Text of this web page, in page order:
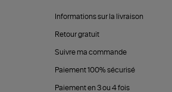
Informations sur la livraison
Retour gratuit
Suivre ma commande
Paiement 100% sécurisé
Paiement en 3 ou 4 fois